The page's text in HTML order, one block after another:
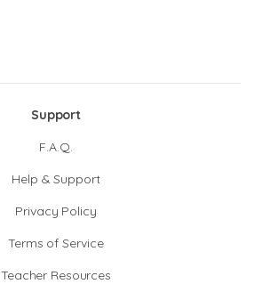
Support
F.A.Q.
Help & Support
Privacy Policy
Terms of Service
Teacher Resources